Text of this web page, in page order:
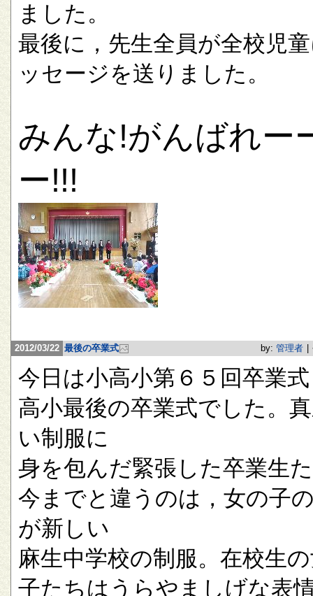
ました。
最後に，先生全員が全校児
ッセージを送りました。
みんな!がんばれー
ー!!!
2012/03/22 最後の卒業式 by: 管理者
今日は小高小第６５回卒業
高小最後の卒業式でした。
い制服に
身を包んだ緊張した卒業生
今までと違うのは，女の子
が新しい
麻生中学校の制服。在校生
子たちはうらやましげな表